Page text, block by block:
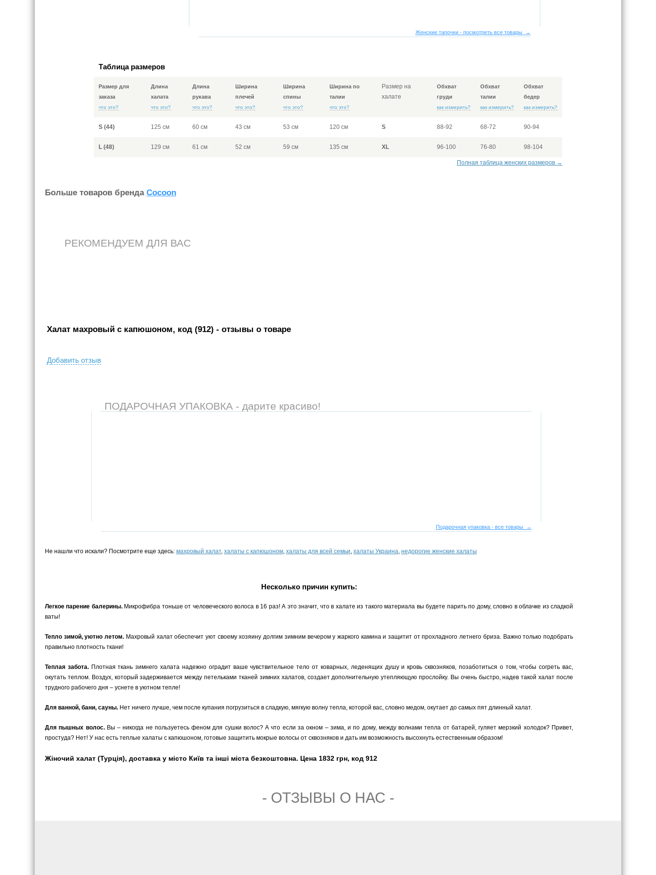
Женские тапочки - посмотреть все товары →
Таблица размеров
Размер для
заказа
что это?
Длина
халата
что это?
Длина
рукава
что это?
Ширина
плечей
что это?
Ширина
спины
что это?
Ширина по
талии
что это?
Размер на
халате
Обхват
груди
как измерить?
Обхват
талии
как измерить?
Обхват
бедер
как измерить?
S (44) 125 см 60 см 43 см 53 см 120 см S 88-92 68-72 90-94
L (48) 129 см 61 см 52 см 59 см 135 см XL 96-100 76-80 98-104
Полная таблица женских размеров →
Больше товаров бренда Cocoon
РЕКОМЕНДУЕМ ДЛЯ ВАС
Халат махровый с капюшоном, код (912) - отзывы о товаре
Добавить отзыв
ПОДАРОЧНАЯ УПАКОВКА - дарите красиво!
Подарочная упаковка - все товары →
Не нашли что искали? Посмотрите еще здесь: махровый халат, халаты с капюшоном, халаты для всей семьи, халаты Украина, недорогие женские халаты
Несколько причин купить:
Легкое парение балерины.Микрофибра тоньше от человеческого волоса в 16 раз! А это значит, что в халате из такого материала вы будете парить по дому, словно в облачке из сладкой
ваты!
Тепло зимой, уютно летом. Махровый халат обеспечит уют своему хозяину долгим зимним вечером у жаркого камина и защитит от прохладного летнего бриза. Важно только подобрать
правильно плотность ткани!
Теплая забота.Плотная ткань зимнего халата надежно оградит ваше чувствительное тело от коварных, леденящих душу и кровь сквозняков, позаботиться о том, чтобы согреть вас,
окутать теплом. Воздух, который задерживается между петельками тканей зимних халатов, создает дополнительную утепляющую прослойку. Вы очень быстро, надев такой халат после
трудного рабочего дня – уснете в уютном тепле!
Для ванной, бани, сауны. Нет ничего лучше, чем после купания погрузиться в сладкую, мягкую волну тепла, которой вас, словно медом, окутает до самых пят длинный халат.
Для пышных волос.Вы – никогда не пользуетесь феном для сушки волос? А что если за окном – зима, и по дому, между волнами тепла от батарей, гуляет мерзкий холодок? Привет,
простуда? Нет! У нас есть теплые халаты с капюшоном, готовые защитить мокрые волосы от сквозняков и дать им возможность высохнуть естественным образом!
Жіночий халат (Турція), доставка у місто Київ та інші міста безкоштовна. Цена 1832 грн, код 912
- ОТЗЫВЫ О НАС -